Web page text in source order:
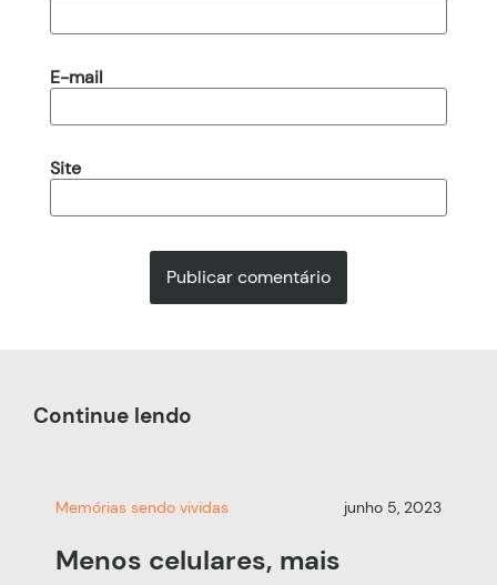
E-mail
Site
Continue lendo
Memórias sendo vividas junho 5, 2023
Menos celulares, mais